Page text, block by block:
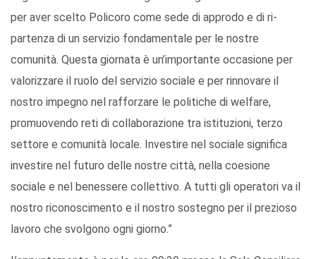
per aver scelto Policoro come sede di approdo e di ri-
partenza di un servizio fondamentale per le nostre
comunità. Questa giornata è un’importante occasione per
valorizzare il ruolo del servizio sociale e per rinnovare il
nostro impegno nel rafforzare le politiche di welfare,
promuovendo reti di collaborazione tra istituzioni, terzo
settore e comunità locale. Investire nel sociale significa
investire nel futuro delle nostre città, nella coesione
sociale e nel benessere collettivo. A tutti gli operatori va il
nostro riconoscimento e il nostro sostegno per il prezioso
lavoro che svolgono ogni giorno.”